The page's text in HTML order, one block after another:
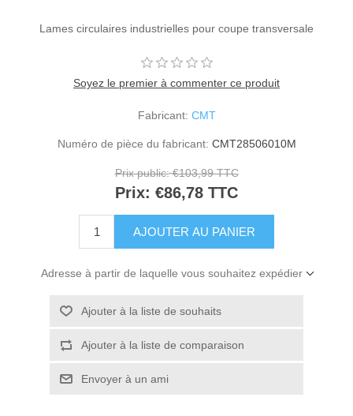
Lames circulaires industrielles pour coupe transversale
Soyez le premier à commenter ce produit
Fabricant: CMT
Numéro de pièce du fabricant: CMT28506010M
Prix public: €103,99 TTC
Prix: €86,78 TTC
Adresse à partir de laquelle vous souhaitez expédier